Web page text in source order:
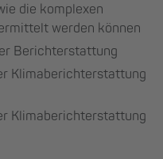
die komplexen
werden können
Berichterstattung
Klimaberichterstattung
Klimaberichterstattung